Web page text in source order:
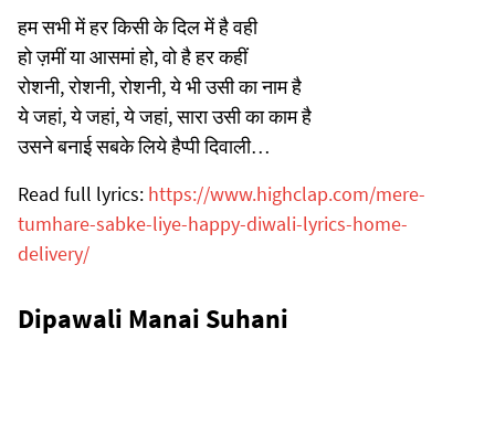
हम सभी में हर किसी के दिल में है वही
हो ज़मीं या आसमां हो, वो है हर कहीं
रोशनी, रोशनी, रोशनी, ये भी उसी का नाम है
ये जहां, ये जहां, ये जहां, सारा उसी का काम है
उसने बनाई सबके लिये हैप्पी दिवाली…
Read full lyrics: https://www.highclap.com/mere-
tumhare-sabke-liye-happy-diwali-lyrics-home-
delivery/
Dipawali Manai Suhani